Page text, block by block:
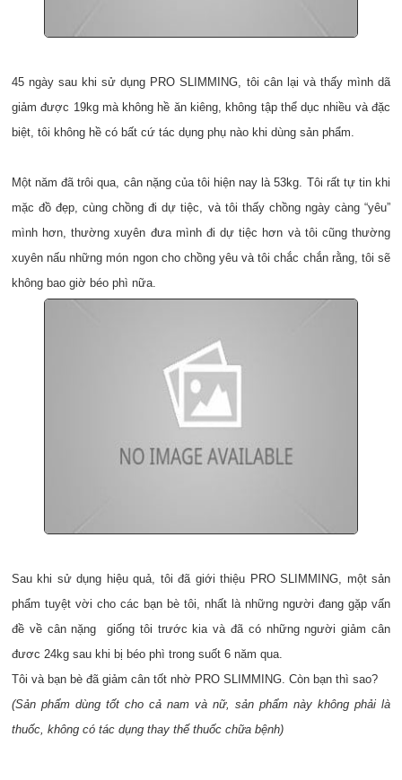
45 ngày sau khi sử dụng PRO SLIMMING, tôi cân lại và thấy mình dã
giảm được 19kg mà không hề ăn kiêng, không tập thể dục nhiều và đặc
biệt, tôi không hề có bất cứ tác dụng phụ nào khi dùng sản phẩm.
Một năm đã trôi qua, cân nặng của tôi hiện nay là 53kg. Tôi rất tự tin khi
mặc đồ đẹp, cùng chồng đi dự tiệc, và tôi thấy chồng ngày càng “yêu”
mình hơn, thường xuyên đưa mình đi dự tiệc hơn và tôi cũng thường
xuyên nấu những món ngon cho chồng yêu và tôi chắc chắn rằng, tôi sẽ
không bao giờ béo phì nữa.
Sau khi sử dụng hiệu quả, tôi đã giới thiệu PRO SLIMMING, một sản
phẩm tuyệt vời cho các bạn bè tôi, nhất là những người đang gặp vấn
đề về cân nặng giống tôi trước kia và đã có những người giảm cân
đươc 24kg sau khi bị béo phì trong suốt 6 năm qua.
Tôi và bạn bè đã giảm cân tốt nhờ PRO SLIMMING. Còn bạn thì sao?
(Sản phẩm dùng tốt cho cả nam và nữ, sản phẩm này không phải là
thuốc, không có tác dụng thay thế thuốc chữa bệnh)